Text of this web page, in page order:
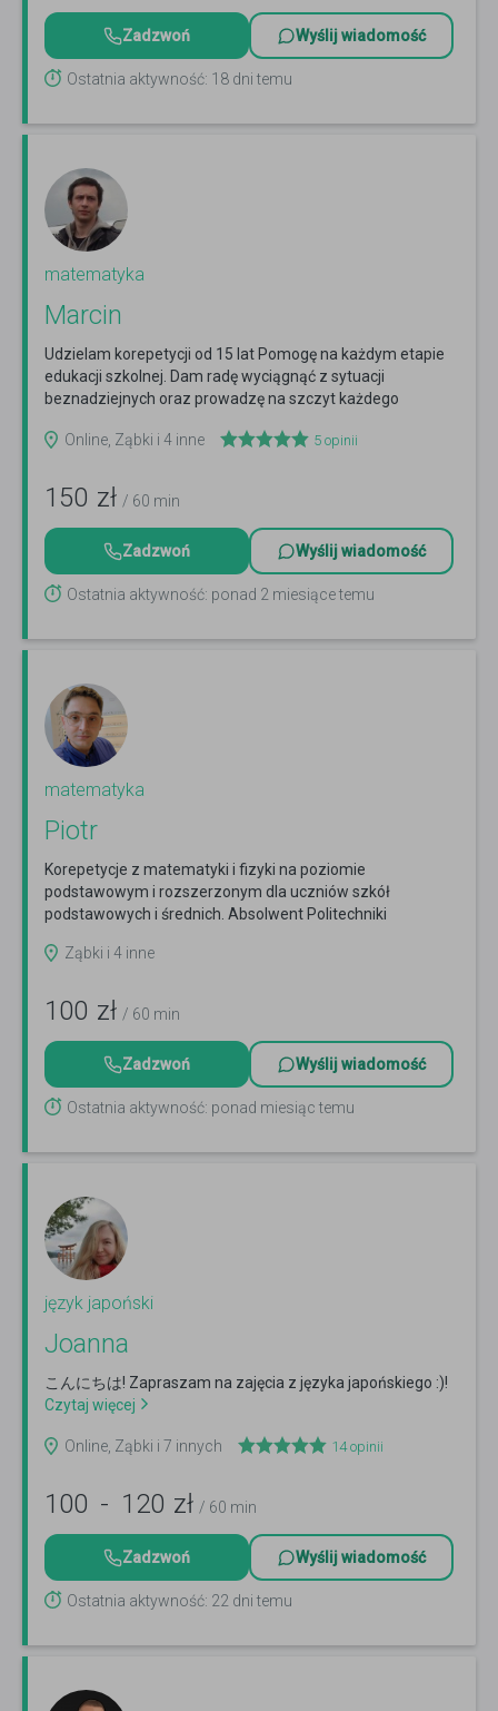
Zadzwoń Wyślij wiadomość
Ostatnia aktywność: 18 dni temu
matematyka
Marcin
Udzielam korepetycji od 15 lat Pomogę na każdym etapie
edukacji szkolnej. Dam radę wyciągnąć z sytuacji
beznadziejnych oraz prowadzę na szczyt każdego
Online, Ząbki i 4 inne
5 opinii
150 zł / 60 min
Zadzwoń Wyślij wiadomość
Ostatnia aktywność: ponad 2 miesiące temu
matematyka
Piotr
Korepetycje z matematyki i fizyki na poziomie
podstawowym i rozszerzonym dla uczniów szkół
podstawowych i średnich. Absolwent Politechniki
Ząbki i 4 inne
100 zł / 60 min
Zadzwoń Wyślij wiadomość
Ostatnia aktywność: ponad miesiąc temu
język japoński
Joanna
こんにちは! Zapraszam na zajęcia z języka japońskiego :)!
Czytaj więcej
Online, Ząbki i 7 innych 14opinii
100 - 120 zł / 60 min
Zadzwoń Wyślij wiadomość
Ostatnia aktywność: 22 dni temu